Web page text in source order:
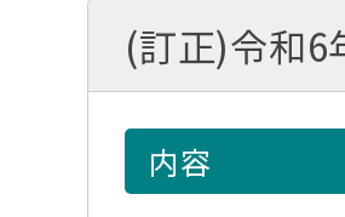
(訂正)令和6
内容